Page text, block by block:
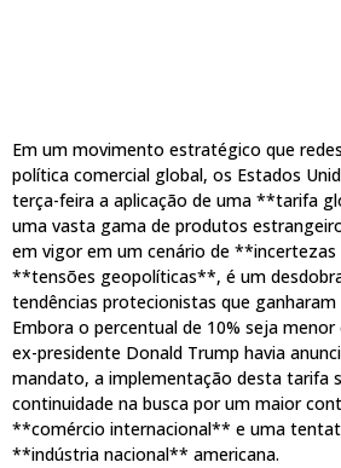
Em um movimento estratégico que
política comercial global, os Estados
terça-feira a aplicação de uma **tarifa
uma vasta gama de produtos
em vigor em um cenário de
**tensões geopolíticas**, é um
tendências protecionistas que
Embora o percentual de 10% seja
ex-presidente Donald Trump havia
mandato, a implementação desta tarifa
continuidade na busca por um maior
**comércio internacional** e uma
**indústria nacional** americana.